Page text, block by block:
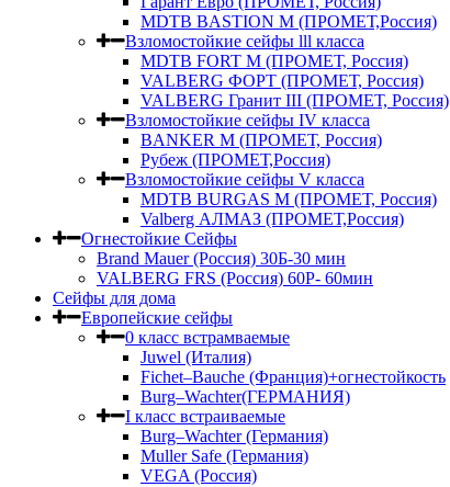
MDTB BASTION M (ПРОМЕТ,Россия)
Взломостойкие сейфы lll класса
MDTB FORT M (ПРОМЕТ, Россия)
VALBERG ФОРТ (ПРОМЕТ, Россия)
VALBERG Гранит III (ПРОМЕТ, Россия)
Взломостойкие сейфы IV класса
BANKER M (ПРОМЕТ, Россия)
Рубеж (ПРОМЕТ,Россия)
Взломостойкие сейфы V класса
MDTB BURGAS M (ПРОМЕТ, Россия)
Valberg АЛМАЗ (ПРОМЕТ,Россия)
Огнестойкие Сейфы
Brand Mauer (Россия) 30Б-30 мин
VALBERG FRS (Россия) 60Р- 60мин
Сейфы для дома
Европейские сейфы
0 класс встрамваемые
Juwel (Италия)
Fichet–Bauche (Франция)+огнестойкость
Burg–Wachter(ГЕРМАНИЯ)
I класс встраиваемые
Burg–Wachter (Германия)
Muller Safe (Германия)
VEGA (Россия)